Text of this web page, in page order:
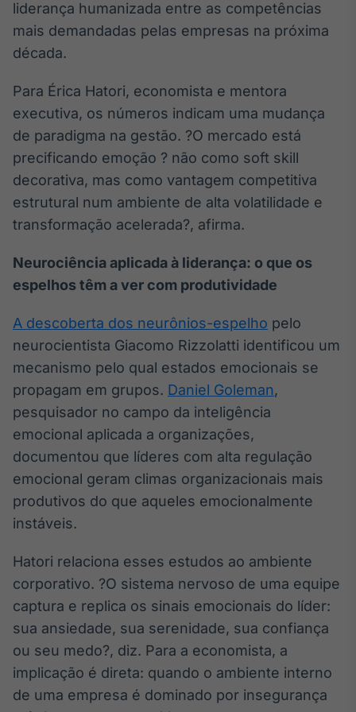
Em breve
BroadFast
Em breve
Gestão de
Investimentos
Tokenização
de ativos
Em breve
Crédito
liderança humanizada entre as competências
mais demandadas pelas empresas na próxima
década.
Para Érica Hatori, economista e mentora
executiva, os números indicam uma mudança
de paradigma na gestão. ?O mercado está
precificando emoção ? não como soft skill
decorativa, mas como vantagem competitiva
estrutural num ambiente de alta volatilidade e
transformação acelerada?, afirma.
Neurociência aplicada à liderança: o que os
espelhos têm a ver com produtividade
A descoberta dos neurônios-espelho pelo
neurocientista Giacomo Rizzolatti identificou um
mecanismo pelo qual estados emocionais se
propagam em grupos. Daniel Goleman,
pesquisador no campo da inteligência
emocional aplicada a organizações,
documentou que líderes com alta regulação
emocional geram climas organizacionais mais
produtivos do que aqueles emocionalmente
instáveis.
Hatori relaciona esses estudos ao ambiente
corporativo. ?O sistema nervoso de uma equipe
captura e replica os sinais emocionais do líder:
sua ansiedade, sua serenidade, sua confiança
ou seu medo?, diz. Para a economista, a
implicação é direta: quando o ambiente interno
de uma empresa é dominado por insegurança